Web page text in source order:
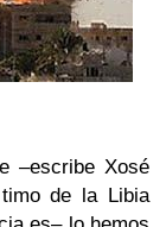
–escribe Xosé
de la Libia